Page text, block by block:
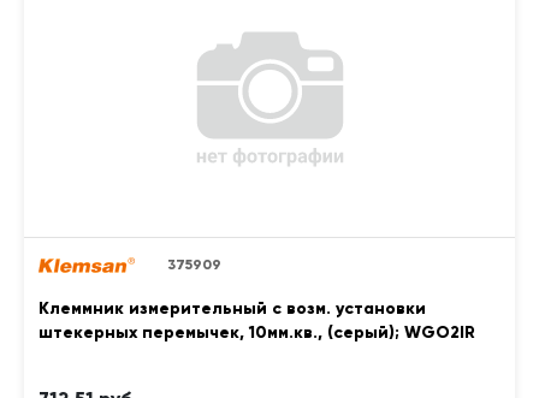
375909
Клеммник измерительный с возм. установки
штекерных перемычек, 10мм.кв., (серый); WGO2IR